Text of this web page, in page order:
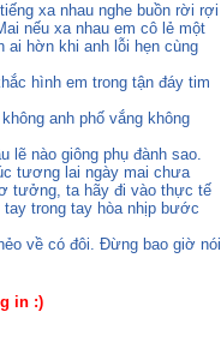
xa nhau nghe buồn rời rợi
nếu xa nhau em cô lẻ một
ai hờn khi anh lỗi hẹn cùng
hình em trong tận đáy tim
anh phố vắng không
lẽ nào giông phụ đành sao.
tương lai ngày mai chưa
tưởng, ta hãy đi vào thực tế
trong tay hòa nhịp bước
về có đôi. Đừng bao giờ nói
in :)